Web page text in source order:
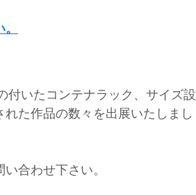
付いたコンテナラック、サイズ設
た作品の数々を出展いたしまし
合わせ下さい。